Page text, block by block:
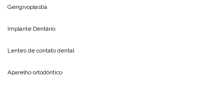
Gengivoplastia
Implante Dentário
Lentes de contato dental
Aparelho ortodôntico